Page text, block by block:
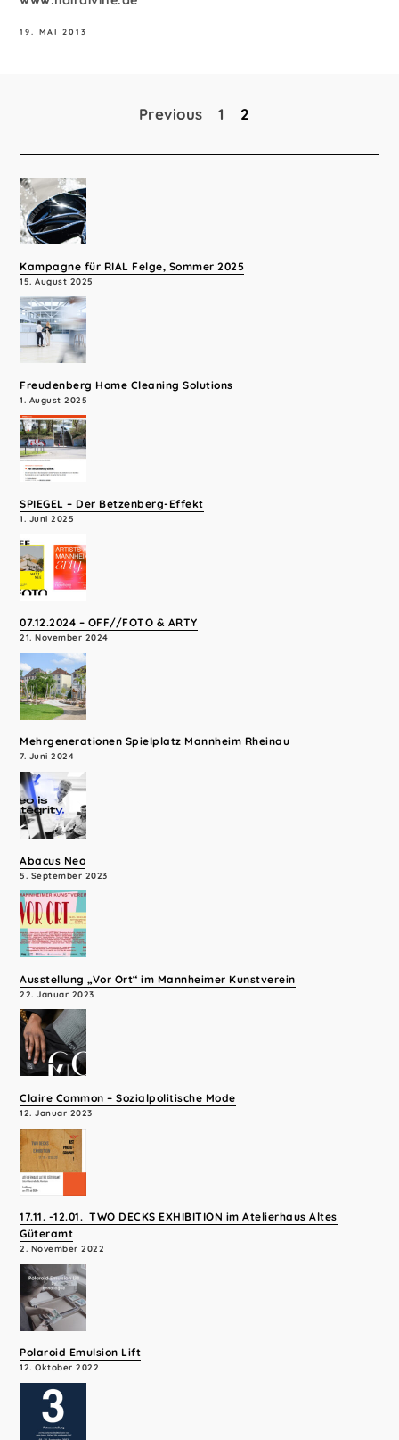
19. MAI 2013
Seitennummerierung
der
Beiträge
Previous 1 2
Kampagne für RIAL Felge, Sommer 2025
15. August 2025
Freudenberg Home Cleaning Solutions
1. August 2025
SPIEGEL – Der Betzenberg-Effekt
1. Juni 2025
07.12.2024 – OFF//FOTO & ARTY
21. November 2024
Mehrgenerationen Spielplatz Mannheim Rheinau
7. Juni 2024
Abacus Neo
5. September 2023
Ausstellung „Vor Ort“ im Mannheimer Kunstverein
22. Januar 2023
Claire Common – Sozialpolitische Mode
12. Januar 2023
17.11. -12.01. TWO DECKS EXHIBITION im Atelierhaus Altes
Güteramt
2. November 2022
Polaroid Emulsion Lift
12. Oktober 2022